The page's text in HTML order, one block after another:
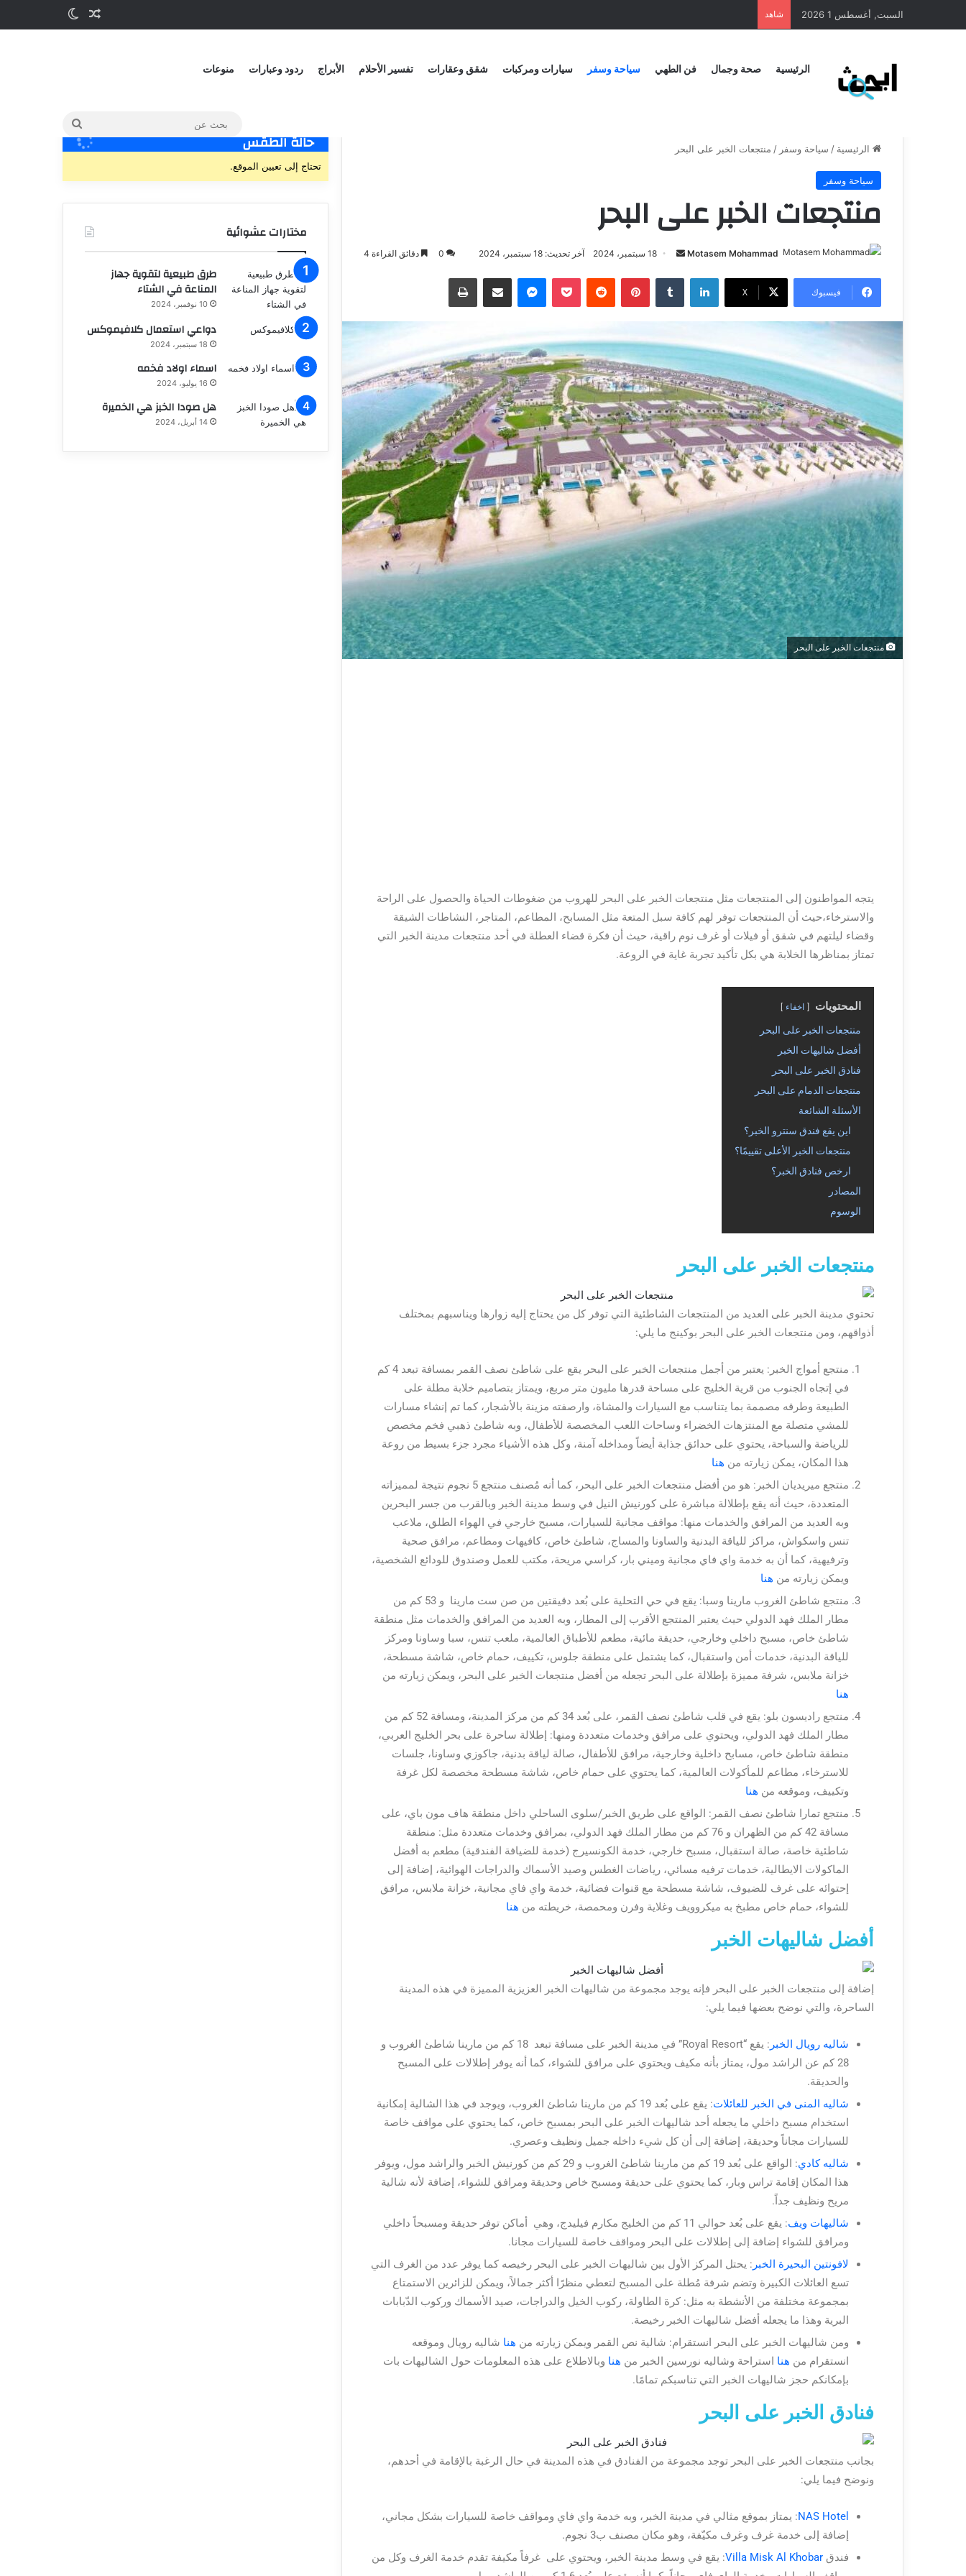
السبت, أغسطس 1 2026 شاهد
الرئيسية صحة وجمال فن الطهي سياحة وسفر سيارات ومركبات شقق وعقارات تفسير الأحلام الأبراج ردود وعبارات منوعات
الرئيسية / سياحة وسفر / منتجعات الخبر على البحر
سياحة وسفر
منتجعات الخبر على البحر
Motasem Mohammad 18 سبتمبر، 2024 آخر تحديث: 18 سبتمبر، 2024 0 دقائق القراءة 4
فيسبوك X
منتجعات الخبر على البحر
يتجه المواطنون إلى المنتجعات مثل منتجعات الخبر على البحر للهروب من ضغوطات الحياة والحصول على الراحة
والاسترخاء،حيث أن المنتجعات توفر لهم كافة سبل المتعة مثل المسابح، المطاعم، المتاجر، النشاطات الشيقة
وقضاء ليلتهم في شقق أو فيلات أو غرف نوم راقية، حيث أن فكرة قضاء العطلة في أحد منتجعات مدينة الخبر التي
تمتاز بمناظرها الخلابة هي بكل تأكيد تجربة غاية في الروعة.
المحتويات اخفاء
منتجعات الخبر على البحر
أفضل شاليهات الخبر
فنادق الخبر على البحر
منتجعات الدمام على البحر
الأسئلة الشائعة
اين يقع فندق سنترو الخبر؟
منتجعات الخبر الأعلى تقييمًا؟
ارخص فنادق الخبر؟
المصادر
الوسوم
منتجعات الخبر على البحر
تحتوي مدينة الخبر على العديد من المنتجعات الشاطئية التي توفر كل من يحتاج إليه زوارها ويناسبهم بمختلف
أذواقهم، ومن منتجعات الخبر على البحر بوكينج ما يلي:
منتجع أمواج الخبر: يعتبر من أجمل منتجعات الخبر على البحر
يقع على شاطئ نصف القمر بمسافة تبعد 4 كم
في إتجاه الجنوب من قرية الخليج على مساحة قدرها مليون متر مربع، ويمتاز بتصاميم خلابة مطلة على
الطبيعة وطرقه مصممة بما يتناسب مع السيارات والمشاة، وارصفته مزينة بالأشجار، كما تم إنشاء مسارات
للمشي متصلة مع المنتزهات الخضراء وساحات اللعب المخصصة للأطفال، وبه شاطئ ذهبي فخم مخصص
للرياضة والسباحة، يحتوي على حدائق جذابة أيضاً ومداخله آمنة، وكل هذه الأشياء مجرد جزء بسيط من روعة
هذا المكان، يمكن زيارته من هنا
منتجع ميريديان الخبر: هو من أفضل منتجعات الخبر على البحر، كما أنه مُصنف منتجع 5 نجوم نتيجة لمميزاته
المتعددة، حيث أنه يقع بإطلالة مباشرة على كورنيش النيل في وسط مدينة الخبر وبالقرب من جسر البحرين
وبه العديد من المرافق والخدمات منها: مواقف مجانية للسيارات، مسبح خارجي في الهواء الطلق، ملاعب
تنس واسكواش، مراكز للياقة البدنية والساونا والمساج، شاطئ خاص، كافيهات ومطاعم، مرافق صحية
وترفيهية، كما أن به خدمة واي فاي مجانية وميني بار، كراسي مريحة، مكتب للعمل وصندوق للودائع الشخصية،
ويمكن زيارته من هنا
منتجع شاطئ الغروب مارينا وسبا: يقع في حي التحلية على بُعد دقيقتين من صن ست مارينا و 53 كم من
مطار الملك فهد الدولي حيث يعتبر المنتجع الأقرب إلى المطار، وبه العديد من المرافق والخدمات مثل منطقة
شاطئ خاص، مسبح داخلي وخارجي، حديقة مائية، مطعم للأطباق العالمية، ملعب تنس، سبا وساونا ومركز
للياقة البدنية، خدمات أمن واستقبال، كما يشتمل على منطقة جلوس، تكييف، حمام خاص، شاشة مسطحة،
خزانة ملابس، شرفة مميزة بإطلالة على البحر تجعله من أفضل منتجعات الخبر على البحر، ويمكن زيارته من
هنا
منتجع راديسون بلو: يقع في قلب شاطئ نصف القمر، على بُعد 34 كم من مركز المدينة، ومسافة 52 كم من
مطار الملك فهد الدولي، ويحتوي على مرافق وخدمات متعددة ومنها: إطلالة ساحرة على بحر الخليج العربي،
منطقة شاطئ خاص، مسابح داخلية وخارجية، مرافق للأطفال، صالة لياقة بدنية، جاكوزي وساونا، جلسات
للاسترخاء، مطاعم للمأكولات العالمية، كما يحتوي على حمام خاص، شاشة مسطحة مخصصة لكل غرفة
وتكييف، وموقعه من هنا
منتجع تمارا شاطئ نصف القمر: الواقع على طريق الخبر/سلوى الساحلي داخل منطقة هاف مون باي، على
مسافة 42 كم من الظهران و 76 كم من مطار الملك فهد الدولي، بمرافق وخدمات متعددة مثل: منطقة
شاطئية خاصة، صالة استقبال، مسبح خارجي، خدمة الكونسيرج (خدمة للضيافة الفندقية) مطعم به أفضل
الماكولات الايطالية، خدمات ترفيه مسائي، رياضات الغطس وصيد الأسماك والدراجات الهوائية، إضافة إلى
إحتوائه على غرف للضيوف، شاشة مسطحة مع قنوات فضائية، خدمة واي فاي مجانية، خزانة ملابس، مرافق
للشواء، حمام خاص مطبخ به ميكروويف وغلاية وفرن ومحمصة، خريطته من هنا
أفضل شاليهات الخبر
إضافة إلى منتجعات الخبر على البحر فإنه يوجد مجموعة من شاليهات الخبر العزيزية المميزة في هذه المدينة
الساحرة، والتي نوضح بعضها فيما يلي:
شاليه رويال الخبر
: يقع “Royal Resort” في مدينة الخبر على مسافة تبعد 18 كم من مارينا شاطئ الغروب و
28 كم عن الراشد مول، يمتاز بأنه مكيف ويحتوي على مرافق للشواء، كما أنه يوفر إطلالات على المسبح
والحديقة.
شاليه المنى في الخبر للعائلات
: يقع على بُعد 19 كم من مارينا شاطئ الغروب، ويوجد في هذا الشالية إمكانية
استخدام مسبح داخلي ما يجعله أحد شاليهات الخبر على البحر بمسبح خاص، كما يحتوي على مواقف خاصة
للسيارات مجاناً وحديقة، إضافة إلى أن كل شيء داخله جميل ونظيف وعصري.
شاليه كادي
: الواقع على بُعد 19 كم من مارينا شاطئ الغروب و 29 كم من كورنيش الخبر والراشد مول، ويوفر
هذا المكان إقامة تراس وبار، كما يحتوي على حديقة ومسبح خاص وحديقة ومرافق للشواء، إضافة لأنه شالية
مريح ونظيف جداً.
شاليهات ويف
: يقع على بُعد حوالي 11 كم من الخليج مكارم فيليدج، وهي أماكن توفر حديقة ومسبحاً داخلي
ومرافق للشواء إضافة إلى إطلالات على البحر ومواقف خاصة للسيارات مجانا.
لافونتين البحيرة الخبر : يحتل المركز الأول بين شاليهات الخبر على البحر رخيصه كما يوفر عدد من الغرف التي
تسع العائلات الكبيرة وتضم شرفة مُطلة على المسبح لتعطي منظرًا أكثر جمالاً، ويمكن للزائرين الاستمتاع
بمجموعة مختلفة من الأنشطة به مثل: كرة الطاولة، ركوب الخيل والدراجات، صيد الأسماك وركوب الدّبابات
البرية وهذا ما يجعله أفضل شاليهات الخبر رخيصة.
ومن شاليهات الخبر على البحر انستقرام: شالية نص القمر ويمكن زيارته من هنا شاليه رويال وموقعه
انستقرام من هنا استراحة وشاليه نورسين الخبر من هنا وبالاطلاع على هذه المعلومات حول الشاليهات بات
بإمكانكم حجز شاليهات الخبر التي تناسبكم تمامًا.
فنادق الخبر على البحر
بجانب منتجعات الخبر على البحر توجد مجموعة من الفنادق في هذه المدينة في حال الرغبة بالإقامة في أحدهم،
ونوضح فيما يلي:
NAS Hotel: يمتاز بموقع مثالي في مدينة الخبر، وبه خدمة واي فاي ومواقف خاصة للسيارات بشكل مجاني،
إضافة إلى خدمة غرف وغرف مكيّفة، وهو مكان مصنف ب3 نجوم.
فندق Villa Misk Al Khobar: يقع في وسط مدينة الخبر، ويحتوي على غرفاً مكيفة تقدم خدمة الغرف وكل من
حالة الطقس
تحتاج إلى تعيين الموقع.
مختارات عشوائية
طرق طبيعية لتقوية جهاز
المناعة في الشتاء
10 نوفمبر، 2024
دواعي استعمال كلافيموكس
18 سبتمبر، 2024
اسماء اولاد فخمه
16 يوليو، 2024
هل صودا الخبز هي الخميرة
14 أبريل، 2024